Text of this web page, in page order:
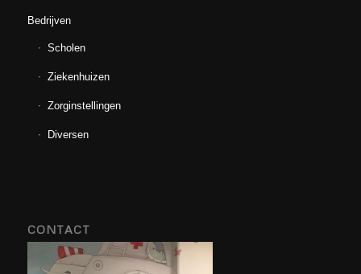
Bedrijven
Scholen
Ziekenhuizen
Zorginstellingen
Diversen
CONTACT